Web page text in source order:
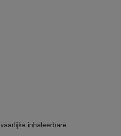
inhaleerbare